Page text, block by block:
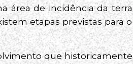
área de incidência da terra
etapas previstas para o
que historicamente